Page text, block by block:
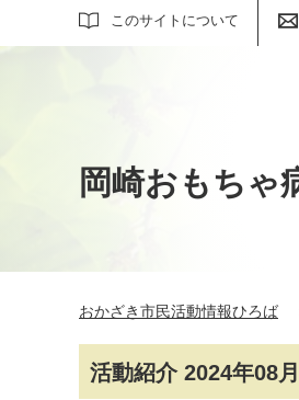
このサイトについて
サイト内検索
岡崎おもちゃ
おかざき市民活動情報ひろば
活動紹介 2024年08月